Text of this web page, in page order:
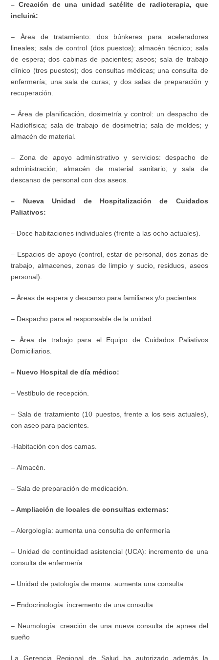
– Creación de una unidad satélite de radioterapia, que
incluirá:
– Área de tratamiento: dos búnkeres para aceleradores
lineales; sala de control (dos puestos); almacén técnico; sala
de espera; dos cabinas de pacientes; aseos; sala de trabajo
clínico (tres puestos); dos consultas médicas; una consulta de
enfermería; una sala de curas; y dos salas de preparación y
recuperación.
– Área de planificación, dosimetría y control: un despacho de
Radiofísica; sala de trabajo de dosimetría; sala de moldes; y
almacén de material.
– Zona de apoyo administrativo y servicios: despacho de
administración; almacén de material sanitario; y sala de
descanso de personal con dos aseos.
– Nueva Unidad de Hospitalización de Cuidados
Paliativos:
– Doce habitaciones individuales (frente a las ocho actuales).
– Espacios de apoyo (control, estar de personal, dos zonas de
trabajo, almacenes, zonas de limpio y sucio, residuos, aseos
personal).
– Áreas de espera y descanso para familiares y/o pacientes.
– Despacho para el responsable de la unidad.
– Área de trabajo para el Equipo de Cuidados Paliativos
Domiciliarios.
– Nuevo Hospital de día médico:
– Vestíbulo de recepción.
– Sala de tratamiento (10 puestos, frente a los seis actuales),
con aseo para pacientes.
-Habitación con dos camas.
– Almacén.
– Sala de preparación de medicación.
– Ampliación de locales de consultas externas:
– Alergología: aumenta una consulta de enfermería
– Unidad de continuidad asistencial (UCA): incremento de una
consulta de enfermería
– Unidad de patología de mama: aumenta una consulta
– Endocrinología: incremento de una consulta
– Neumología: creación de una nueva consulta de apnea del
sueño
La Gerencia Regional de Salud ha autorizado además la